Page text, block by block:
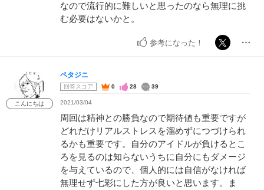
なので流行的に難しいと思ったのなら無理に挑
む必要はないかと。
参考になった！
こんにちは
ペタジニ
回答スコア 0 28 39
2021/03/04
周回は精神との勝負なので期待値も重要ですが
どれだけリアルストレスを溜めずにつづけられ
るかも重要です。自分のアイドルが負けるとこ
ろを見るのは知らないうちに自分にもダメージ
を与えているので、個人的には自信がなければ
無理せず七彩にした方が良いと思います。ま